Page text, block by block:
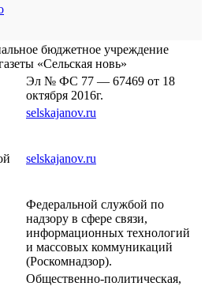
бюджетное учреждение
«Сельская новь»
Эл № ФС 77 — 67469 от 18
октября 2016г.
selskajanov.ru
selskajanov.ru
Федеральной службой по
надзору в сфере связи,
информационных технологий
и массовых коммуникаций
(Роскомнадзор).
Общественно-политическая,